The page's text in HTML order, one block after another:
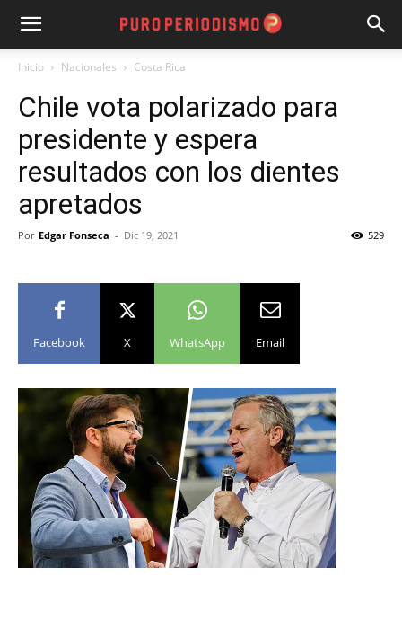
Inicio Nacionales Costa Rica
Chile vota polarizado para
presidente y espera
resultados con los dientes
apretados
Por Edgar Fonseca - Dic 19, 2021 529
Facebook X WhatsApp Email